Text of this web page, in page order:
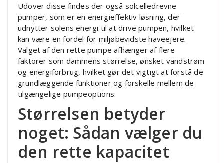
Udover disse findes der også solcelledrevne
pumper, som er en energieffektiv løsning, der
udnytter solens energi til at drive pumpen, hvilket
kan være en fordel for miljøbevidste haveejere.
Valget af den rette pumpe afhænger af flere
faktorer som dammens størrelse, ønsket vandstrøm
og energiforbrug, hvilket gør det vigtigt at forstå de
grundlæggende funktioner og forskelle mellem de
tilgængelige pumpeoptions.
Størrelsen betyder
noget: Sådan vælger du
den rette kapacitet